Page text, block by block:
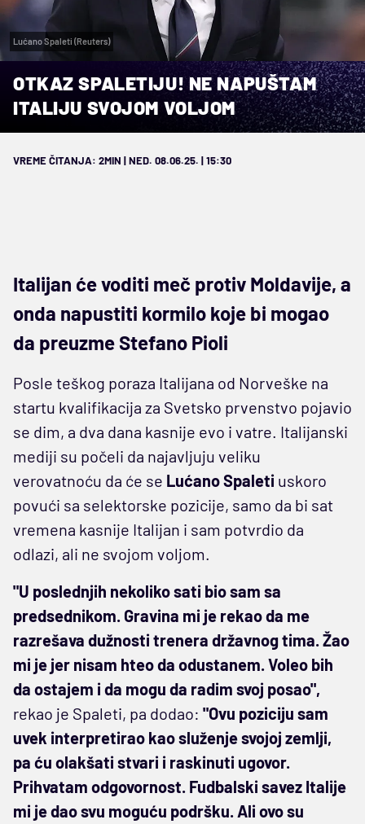
Lućano Spaleti (Reuters)
OTKAZ SPALETIJU! NE NAPUŠTAM
ITALIJU SVOJOM VOLJOM
VREME ČITANJA: 2MIN | NED. 08.06.25. | 15:30
Italijan će voditi meč protiv Moldavije, a
onda napustiti kormilo koje bi mogao
da preuzme Stefano Pioli
Posle teškog poraza Italijana od Norveške na
startu kvalifikacija za Svetsko prvenstvo pojavio
se dim, a dva dana kasnije evo i vatre. Italijanski
mediji su počeli da najavljuju veliku
verovatnoću da će se Lućano Spaleti uskoro
povući sa selektorske pozicije, samo da bi sat
vremena kasnije Italijan i sam potvrdio da
odlazi, ali ne svojom voljom.
"U poslednjih nekoliko sati bio sam sa
predsednikom. Gravina mi je rekao da me
razrešava dužnosti trenera državnog tima. Žao
mi je jer nisam hteo da odustanem. Voleo bih
da ostajem i da mogu da radim svoj posao",
rekao je Spaleti, pa dodao: "Ovu poziciju sam
uvek interpretirao kao služenje svojoj zemlji,
pa ću olakšati stvari i raskinuti ugovor.
Prihvatam odgovornost. Fudbalski savez Italije
mi je dao svu moguću podršku. Ali ovo su